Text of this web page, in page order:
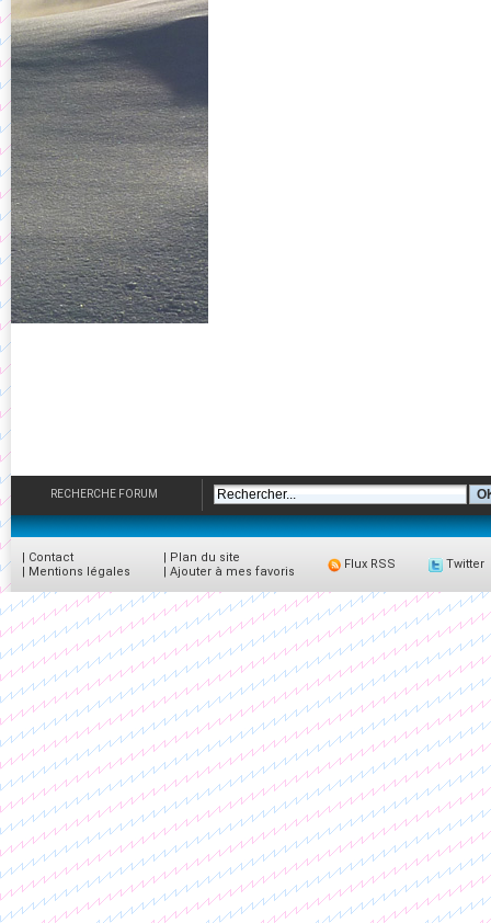
RECHERCHE FORUM
| Contact
| Mentions légales
| Plan du site
| Ajouter à mes favoris
Flux RSS Twitter